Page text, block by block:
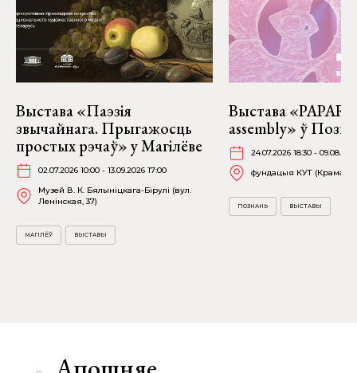
Выстава «Паэзія
звычайнага. Прыгажосць
простых рэчаў» у Магілёве
02.07.2026 10:00 - 13.09.2026 17:00
Музей В. К. Бялыніцкага-Бірулі (вул.
Ленінская, 37)
МАГІЛЁЎ ВЫСТАВЫ
Выстава
assembly» ў
24.07.2026 18:30 -
фундацыя КУТ
ПОЗНАНЬ ВЫСТАВЫ